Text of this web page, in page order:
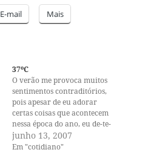
E-mail Mais
37ºC
O verão me provoca muitos
sentimentos contraditórios,
pois apesar de eu adorar
certas coisas que acontecem
nessa época do ano, eu de-te-
sss-to-o outras. Eu gosto das
manhãs frescas, da luz, da
junho 13, 2007
Em "cotidiano"